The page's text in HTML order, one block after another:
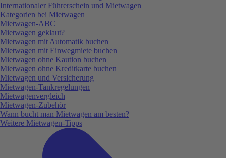
Internationaler Führerschein und Mietwagen
Kategorien bei Mietwagen
Mietwagen-ABC
Mietwagen geklaut?
Mietwagen mit Automatik buchen
Mietwagen mit Einwegmiete buchen
Mietwagen ohne Kaution buchen
Mietwagen ohne Kreditkarte buchen
Mietwagen und Versicherung
Mietwagen-Tankregelungen
Mietwagenvergleich
Mietwagen-Zubehör
Wann bucht man Mietwagen am besten?
Weitere Mietwagen-Tipps